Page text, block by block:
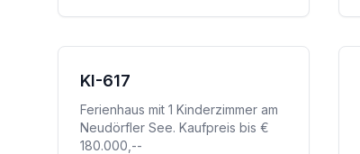
KI-617
Ferienhaus mit 1 Kinderzimmer am
Neudörfler See. Kaufpreis bis €
180.000,--